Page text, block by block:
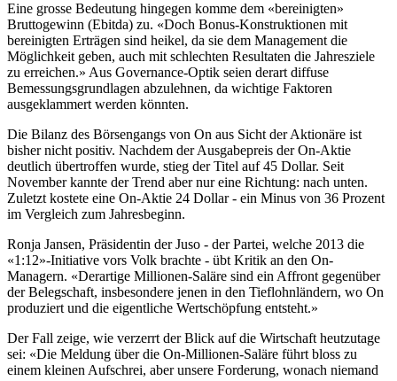
Eine grosse Bedeutung hingegen komme dem «bereinigten»
Bruttogewinn (Ebitda) zu. «Doch Bonus-Konstruktionen mit
bereinigten Erträgen sind heikel, da sie dem Management die
Möglichkeit geben, auch mit schlechten Resultaten die Jahresziele
zu erreichen.» Aus Governance-Optik seien derart diffuse
Bemessungsgrundlagen abzulehnen, da wichtige Faktoren
ausgeklammert werden könnten.
Die Bilanz des Börsengangs von On aus Sicht der Aktionäre ist
bisher nicht positiv. Nachdem der Ausgabepreis der On-Aktie
deutlich übertroffen wurde, stieg der Titel auf 45 Dollar. Seit
November kannte der Trend aber nur eine Richtung: nach unten.
Zuletzt kostete eine On-Aktie 24 Dollar - ein Minus von 36 Prozent
im Vergleich zum Jahresbeginn.
Ronja Jansen, Präsidentin der Juso - der Partei, welche 2013 die
«1:12»-Initiative vors Volk brachte - übt Kritik an den On-
Managern. «Derartige Millionen-Saläre sind ein Affront gegenüber
der Belegschaft, insbesondere jenen in den Tieflohnländern, wo On
produziert und die eigentliche Wertschöpfung entsteht.»
Der Fall zeige, wie verzerrt der Blick auf die Wirtschaft heutzutage
sei: «Die Meldung über die On-Millionen-Saläre führt bloss zu
einem kleinen Aufschrei, aber unsere Forderung, wonach niemand